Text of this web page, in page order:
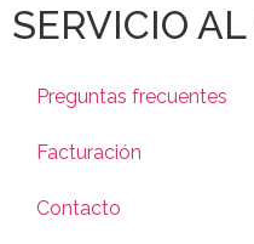
SERVICIO
Preguntas frecuentes
Facturación
Contacto